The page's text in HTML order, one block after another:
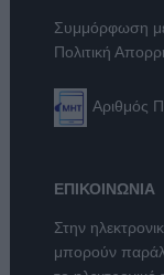
Συμμόρφωση
Πολιτική
Αριθμός
ΕΠΙΚΟΙΝΩΝΙΑ
Στην
μπορούν